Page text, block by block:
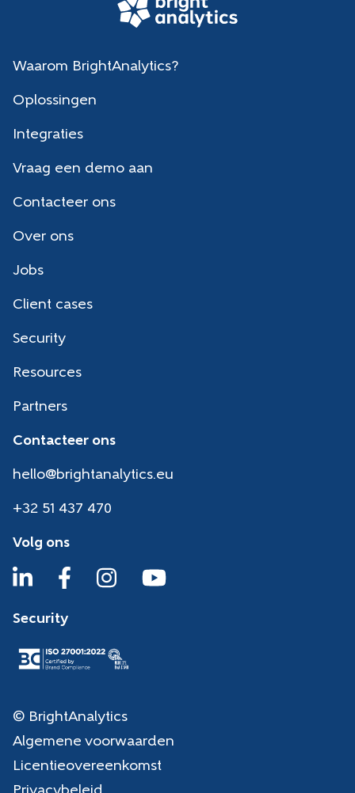
Waarom BrightAnalytics?
Oplossingen
Integraties
Vraag een demo aan
Contacteer ons
Over ons
Jobs
Client cases
Security
Resources
Partners
Contacteer ons
hello@brightanalytics.eu
+32 51 437 470
Volg ons
Security
© BrightAnalytics
Algemene voorwaarden
Licentieovereenkomst